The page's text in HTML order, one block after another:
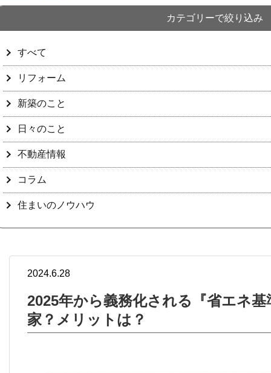
カテゴリーで絞り込み
すべて
リフォーム
新築のこと
日々のこと
不動産情報
コラム
住まいのノウハウ
2024.6.28
2025年から義務化される『省エネ
家？メリットは？